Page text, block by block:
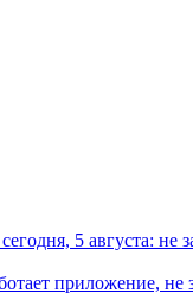
5 августа: не
приложение, не